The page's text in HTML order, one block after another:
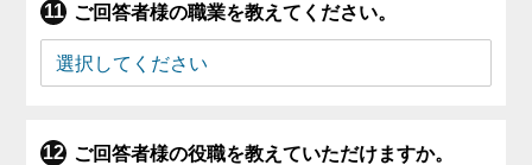
ご回答者様の職業を教えてください。
ご回答者様の役職を教えていただけますか。